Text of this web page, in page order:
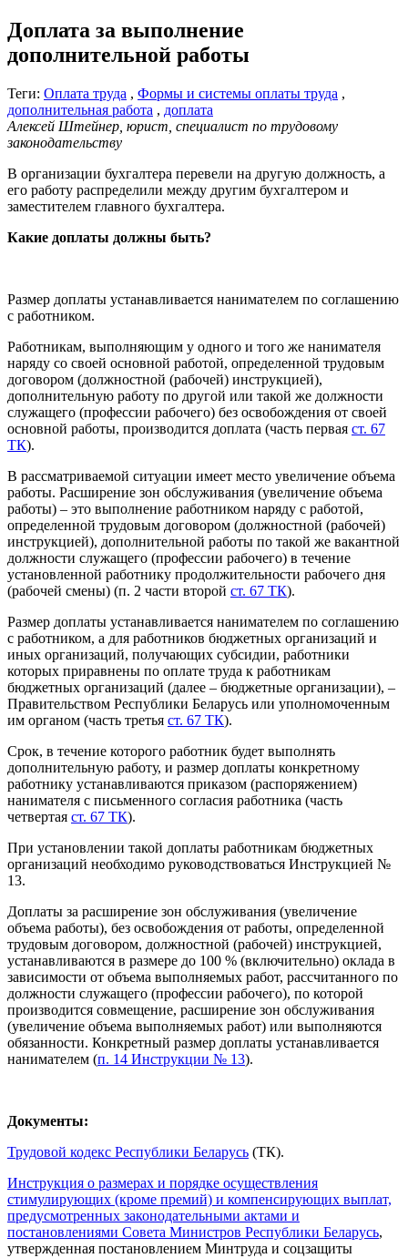
Доплата за выполнение
дополнительной работы
Теги: Оплата труда , Формы и системы оплаты труда ,
дополнительная работа , доплата
Алексей Штейнер, юрист, специалист по трудовому
законодательству
В организации бухгалтера перевели на другую должность, а
его работу распределили между другим бухгалтером и
заместителем главного бухгалтера.
Какие доплаты должны быть?
Размер доплаты устанавливается нанимателем по соглашению
с работником.
Работникам, выполняющим у одного и того же нанимателя
наряду со своей основной работой, определенной трудовым
договором (должностной (рабочей) инструкцией),
дополнительную работу по другой или такой же должности
служащего (профессии рабочего) без освобождения от своей
основной работы, производится доплата (часть первая ст. 67
ТК).
В рассматриваемой ситуации имеет место увеличение объема
работы. Расширение зон обслуживания (увеличение объема
работы) – это выполнение работником наряду с работой,
определенной трудовым договором (должностной (рабочей)
инструкцией), дополнительной работы по такой же вакантной
должности служащего (профессии рабочего) в течение
установленной работнику продолжительности рабочего дня
(рабочей смены) (п. 2 части второй ст. 67 ТК).
Размер доплаты устанавливается нанимателем по соглашению
с работником, а для работников бюджетных организаций и
иных организаций, получающих субсидии, работники
которых приравнены по оплате труда к работникам
бюджетных организаций (далее – бюджетные организации), –
Правительством Республики Беларусь или уполномоченным
им органом (часть третья ст. 67 ТК).
Срок, в течение которого работник будет выполнять
дополнительную работу, и размер доплаты конкретному
работнику устанавливаются приказом (распоряжением)
нанимателя с письменного согласия работника (часть
четвертая ст. 67 ТК).
При установлении такой доплаты работникам бюджетных
организаций необходимо руководствоваться Инструкцией №
13.
Доплаты за расширение зон обслуживания (увеличение
объема работы), без освобождения от работы, определенной
трудовым договором, должностной (рабочей) инструкцией,
устанавливаются в размере до 100 % (включительно) оклада в
зависимости от объема выполняемых работ, рассчитанного по
должности служащего (профессии рабочего), по которой
производится совмещение, расширение зон обслуживания
(увеличение объема выполняемых работ) или выполняются
обязанности. Конкретный размер доплаты устанавливается
нанимателем (п. 14 Инструкции № 13).
Документы:
Трудовой кодекс Республики Беларусь (ТК).
Инструкция о размерах и порядке осуществления
стимулирующих (кроме премий) и компенсирующих выплат,
предусмотренных законо­дательными актами и
постановлениями Совета Министров Республики Беларусь,
утвержденная постановлением Минтруда и соцзащиты